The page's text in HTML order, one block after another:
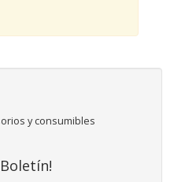
y consumibles